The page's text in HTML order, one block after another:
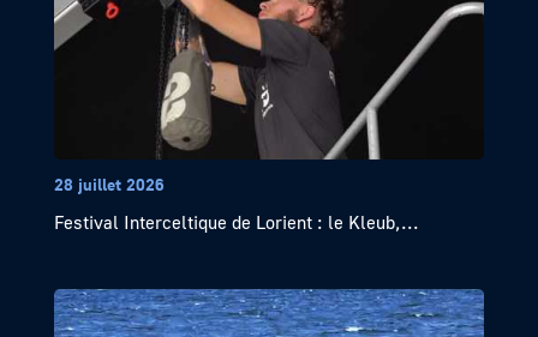
28 juillet 2026
Festival Interceltique de Lorient : le Kleub,...